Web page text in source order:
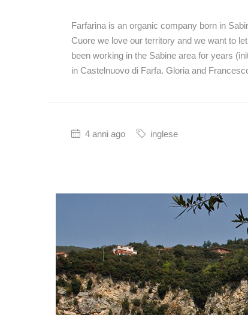
Farfarina is an organic company born in
Cuore we love our territory and we want to
been working in the Sabine area for years
in Castelnuovo di Farfa. Gloria and
4 anni ago inglese